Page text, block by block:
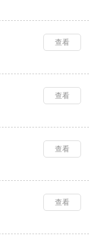
查看
查看
查看
查看